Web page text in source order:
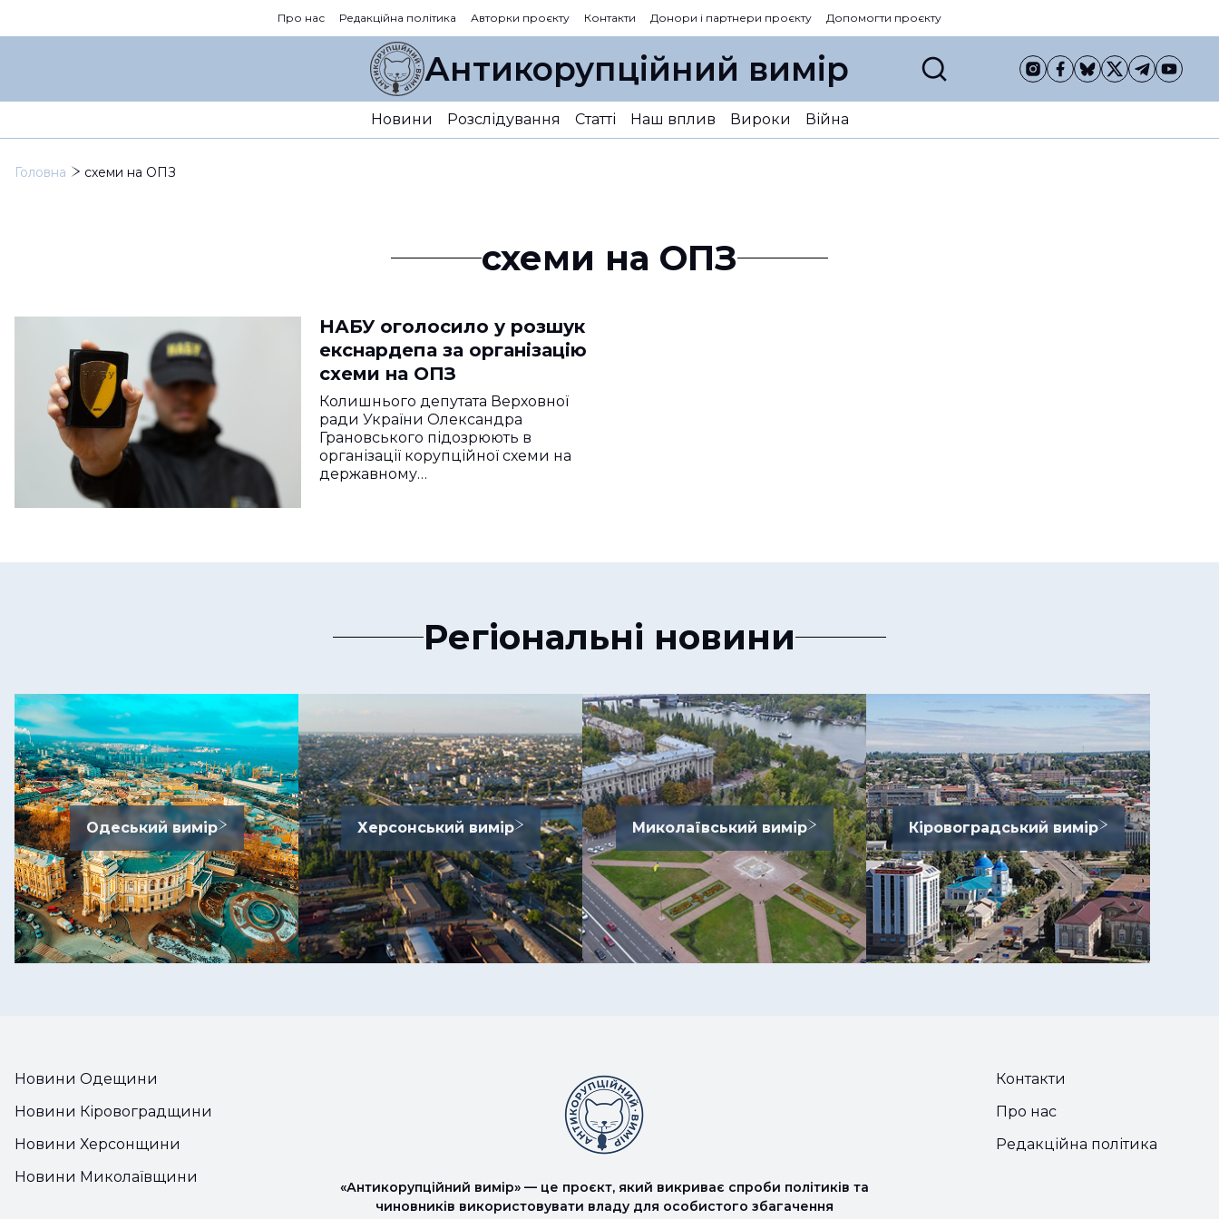
Про нас Редакційна політика Авторки проєкту Контакти Донори і партнери проєкту Допомогти проєкту
Антикорупційний вимір
Новини Розслідування Статті Наш вплив Вироки Війна
Головна схеми на ОПЗ
схеми на ОПЗ
НАБУ оголосило у розшук
екснардепа за організацію
схеми на ОПЗ
Колишнього депутата Верховної
ради України Олександра
Грановського підозрюють в
організації корупційної схеми на
державному…
Регіональні новини
Одеський вимір Херсонський вимір Миколаївський вимір Кіровоградський вимір
Новини Одещини
Новини Кіровоградщини
Новини Херсонщини
Новини Миколаївщини
«Антикорупційний вимір» — це проєкт, який викриває спроби політиків та
чиновників використовувати владу для особистого збагачення
Контакти
Про нас
Редакційна політика